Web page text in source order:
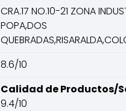
CRA.17 NO.10-21 ZONA
POPA,DOS
8.6/10
Calidad de Productos/
9.4/10